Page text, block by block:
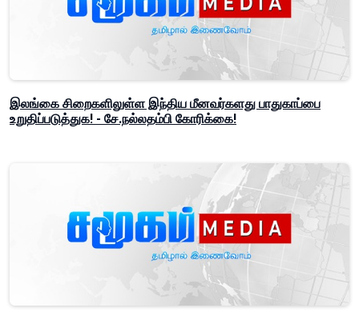
இலங்கை சிறைகளிலுள்ள இந்திய மீனவர்களது பாதுகாப்பை
உறுதிப்படுத்துக! - சே.நல்லதம்பி கோரிக்கை!